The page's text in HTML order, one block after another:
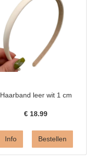
Haarband leer wit 1 cm
€ 18.99